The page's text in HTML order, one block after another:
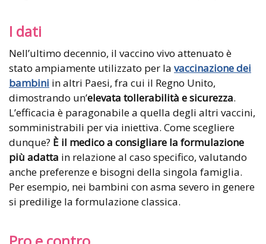
I dati
Nell’ultimo decennio, il vaccino vivo attenuato è
stato ampiamente utilizzato per la vaccinazione dei
bambini in altri Paesi, fra cui il Regno Unito,
dimostrando un’elevata tollerabilità esicurezza.
L’efficacia è paragonabile a quella degli altri vaccini,
somministrabili per via iniettiva. Come scegliere
dunque? È il medico a consigliare la formulazione
più adatta in relazione al caso specifico, valutando
anche preferenze e bisogni della singola famiglia.
Per esempio, nei bambini con asma severo in genere
si predilige la formulazione classica.